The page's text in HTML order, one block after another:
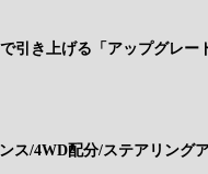
引き上げる「アップグレ
ス/4WD配分/ステアリング